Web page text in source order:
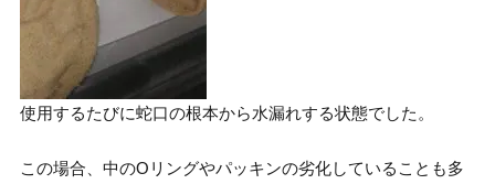
使用するたびに蛇口の根本から水漏れする状態でした。
この場合、中のOリングやパッキンの劣化していることも多